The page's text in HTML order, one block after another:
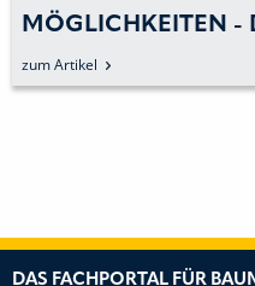
ÖGLICHKEITEN -
ÄLLBAGGER 728 E –
XTREME
zum Artikel
DAS FACHPORTAL FÜR